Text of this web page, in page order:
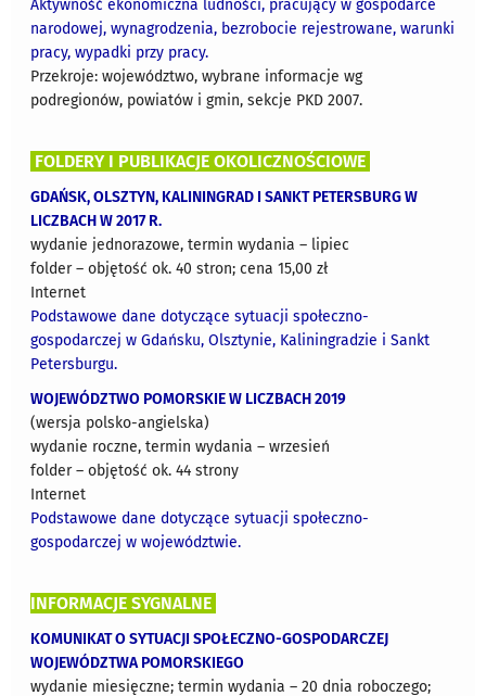
Aktywność ekonomiczna ludności, pracujący w gospodarce
narodowej, wynagrodzenia, bezrobocie rejestrowane, warunki
pracy, wypadki przy pracy.
Przekroje: województwo, wybrane informacje wg
podregionów, powiatów i gmin, sekcje PKD 2007.
FOLDERY I PUBLIKACJE OKOLICZNOŚCIOWE
GDAŃSK, OLSZTYN, KALININGRAD I SANKT PETERSBURG W
LICZBACH W 2017 R.
wydanie jednorazowe, termin wydania – lipiec
folder – objętość ok. 40 stron; cena 15,00 zł
Internet
Podstawowe dane dotyczące sytuacji społeczno-
gospodarczej w Gdańsku, Olsztynie, Kaliningradzie i Sankt
Petersburgu.
WOJEWÓDZTWO POMORSKIE W LICZBACH 2019
(wersja polsko-angielska)
wydanie roczne, termin wydania – wrzesień
folder – objętość ok. 44 strony
Internet
Podstawowe dane dotyczące sytuacji społeczno-
gospodarczej w województwie.
INFORMACJE SYGNALNE
KOMUNIKAT O SYTUACJI SPOŁECZNO-GOSPODARCZEJ
WOJEWÓDZTWA POMORSKIEGO
wydanie miesięczne; termin wydania – 20 dnia roboczego;